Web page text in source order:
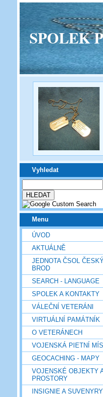
SPOLEK
Vyhledat
Menu
ÚVOD
AKTUÁLNĚ
JEDNOTA ČSOL
BROD
SEARCH - LANGUAGE
SPOLEK A KONTAKTY
VÁLEČNÍ VETERÁNI
VIRTUÁLNÍ PAMÁTNÍK
O VETERÁNECH
VOJENSKÁ PIETNÍ
GEOCACHING - MAPY
VOJENSKÉ OBJEKTY
PROSTORY
INSIGNIE A SUVENYRY